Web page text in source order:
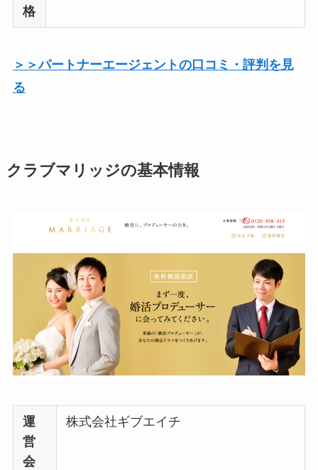
格
＞＞パートナーエージェントの口コミ・評判を見
る
クラブマリッジの基本情報
運
営
会
株式会社ギブエイチ